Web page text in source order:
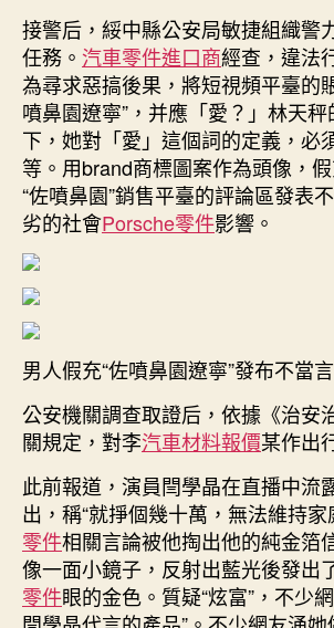
接警后，綏中縣公安局敏捷組織警
任務。 汽車零件進口商經查，違法
為尋求惡搞後果，將短視頻平臺的
噴鼻園遼寧”，并應「愛？」林天
下，她對「愛」這個詞的定義，必
等。用brand商標圖案作為頭像，
“佐噴鼻園”銷售平臺的評論區發表
劣的社會Porsche零件影響。
男人假充“佐噴鼻園遼寧”發布不當
公安機關調查取證后，依據《治安
關規定，對李汽車材料報價某作出
此前報道，演員閆學晶在直播中流
出，稱“就掙個幾十萬，無法維持家
零件相關言論被他掏出他的純金箔
像一面小鏡子，反射出藍光後發出
零件眼的金色。質疑“炫富”，不少